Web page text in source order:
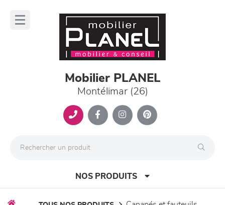
Mobilier PLANEL
Montélimar (26)
NOS PRODUITS